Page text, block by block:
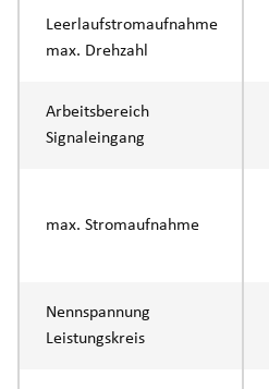
Leerlaufstromaufnahme
max. Drehzahl
Arbeitsbereich
Signaleingang
max. Stromaufnahme
Nennspannung
Leistungskreis